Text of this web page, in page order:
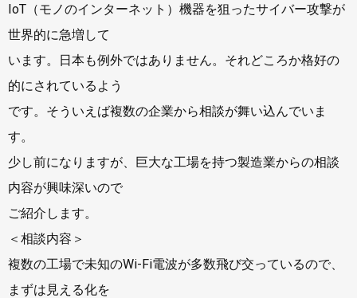
IoT（モノのインターネット）機器を狙ったサイバー攻撃が
世界的に急増して
います。日本も例外ではありません。それどころか格好の
的にされているよう
です。そういえば複数の企業から相談が舞い込んでいま
す。
少し前になりますが、巨大な工場を持つ製造業からの相談
内容が興味深いので
ご紹介します。
＜相談内容＞
複数の工場で未知のWi-Fi電波が多数飛び交っているので、
まずは見える化を